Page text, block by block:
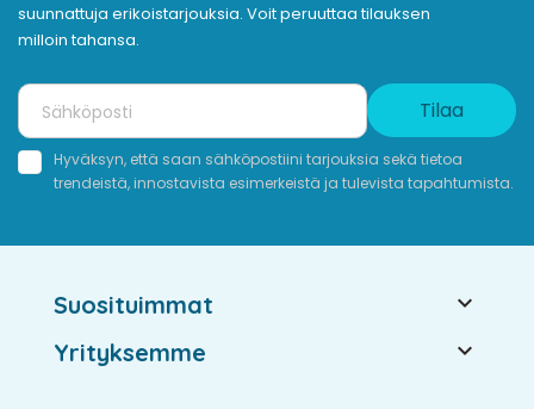
suunnattuja erikoistarjouksia. Voit peruuttaa tilauksen
milloin tahansa.
Tilaa
Hyväksyn, että saan sähköpostiini tarjouksia sekä tietoa
trendeistä, innostavista esimerkeistä ja tulevista tapahtumista.
Suosituimmat 
Yrityksemme 